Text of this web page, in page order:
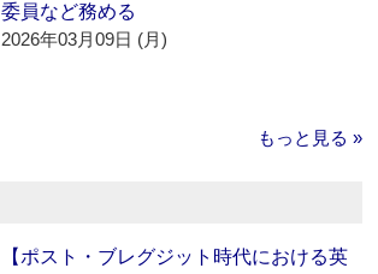
委員など務める
2026年03月09日 (月)
もっと見る »
【ポスト・ブレグジット時代における英